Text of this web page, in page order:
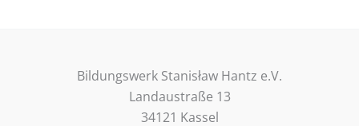
Bildungswerk Stanisław Hantz e.V.
Landaustraße 13
34121 Kassel